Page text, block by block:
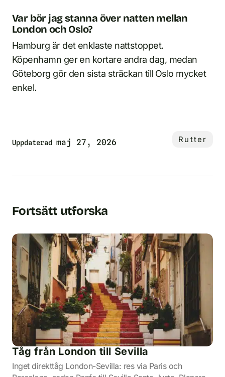
Var bör jag stanna över natten mellan
London och Oslo?
Hamburg är det enklaste nattstoppet.
Köpenhamn ger en kortare andra dag, medan
Göteborg gör den sista sträckan till Oslo mycket
enkel.
Uppdaterad maj 27, 2026 Rutter
Fortsätt utforska
Tåg från London till Sevilla
Inget direkttåg London-Sevilla: res via Paris och